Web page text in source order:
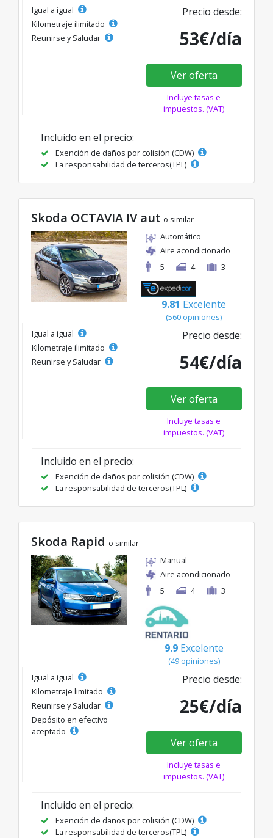
Igual a igual
Kilometraje ilimitado
Reunirse y Saludar
Precio desde:
53€/día
Ver oferta
Incluye tasas e
impuestos. (VAT)
Incluido en el precio:
Exención de daños por colisión (CDW)
La responsabilidad de terceros(TPL)
Skoda OCTAVIA IV aut o similar
Automático
Aire acondicionado
5
4 3
9.81 Excelente
(560 opiniones)
Igual a igual
Kilometraje ilimitado
Reunirse y Saludar
Precio desde:
54€/día
Ver oferta
Incluye tasas e
impuestos. (VAT)
Incluido en el precio:
Exención de daños por colisión (CDW)
La responsabilidad de terceros(TPL)
Skoda Rapid o similar
Manual
Aire acondicionado
5
4 3
9.9 Excelente
(49 opiniones)
Igual a igual
Kilometraje limitado
Reunirse y Saludar
Depósito en efectivo
aceptado
Precio desde:
25€/día
Ver oferta
Incluye tasas e
impuestos. (VAT)
Incluido en el precio:
Exención de daños por colisión (CDW)
La responsabilidad de terceros(TPL)